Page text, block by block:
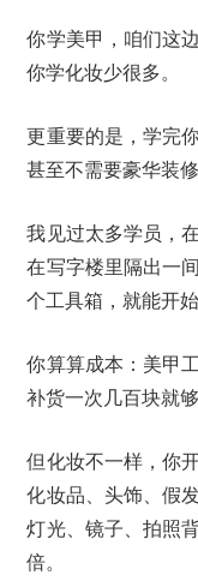
你学美甲，咱们这
你学化妆少很多。
更重要的是，学完
甚至不需要豪华装修
我见过太多学员，
在写字楼里隔出一
个工具箱，就能开始
你算算成本：美甲
补货一次几百块就
但化妆不一样，你
化妆品、头饰、假
灯光、镜子、拍照
倍。